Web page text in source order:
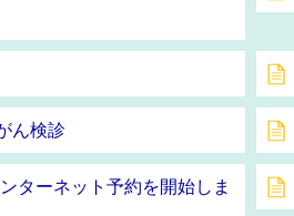
ん検診
ターネット予約を開始しま